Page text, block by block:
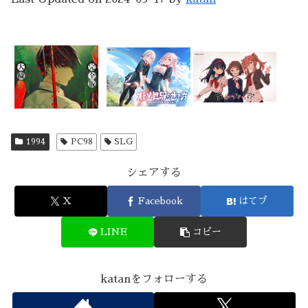
1994 PC98 SLG
シェアする
X Facebook はてブ
LINE コピー
katanをフォローする